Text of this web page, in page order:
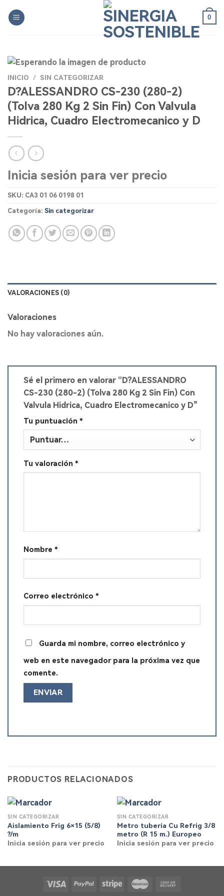
0
INICIO / SIN CATEGORIZAR
D?ALESSANDRO CS-230 (280-2)
(Tolva 280 Kg 2 Sin Fin) Con Valvula
Hidrica, Cuadro Electromecanico y D
Inicia sesión para ver precio
SKU: CA3 01 06 0198 01
Categoría: Sin categorizar
VALORACIONES (0)
Valoraciones
No hay valoraciones aún.
Sé el primero en valorar “D?ALESSANDRO
CS-230 (280-2) (Tolva 280 Kg 2 Sin Fin) Con
Valvula Hidrica, Cuadro Electromecanico y D”
Tu puntuación *
Tu valoración *
Nombre *
Correo electrónico *
Guarda mi nombre, correo electrónico y
web en este navegador para la próxima vez que
comente.
PRODUCTOS RELACIONADOS
SIN CATEGORIZAR
Aislamiento Frig 6×15 (5/8)
?/m
Inicia sesión para ver precio
SIN CATEGORIZAR
Metro tuberia Cu Refrig 3/8
metro (R 15 m.) Europeo
Inicia sesión para ver precio